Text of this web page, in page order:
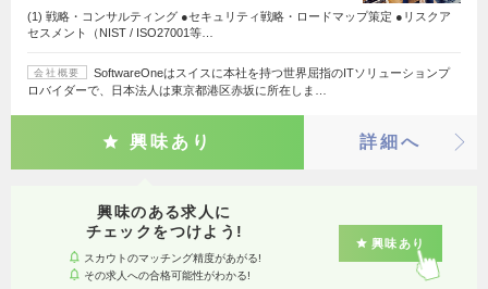
(1) 戦略・コンサルティング ●セキュリティ戦略・ロードマップ策定 ●リスクア
セスメント（NIST / ISO27001等…
会社概要
SoftwareOneはスイスに本社を持つ世界屈指のITソリューションプ
ロバイダーで、日本法人は東京都港区赤坂に所在しま…
興味あり 詳細へ
興味のある求人に
チェックをつけよう!
スカウトのマッチング精度があがる!
その求人への合格可能性がわかる!
興味あり